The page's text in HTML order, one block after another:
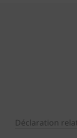
Déclaration